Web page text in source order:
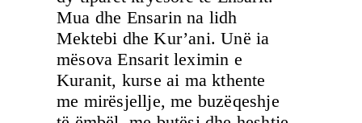
Mua dhe Ensarin na lidh
Mektebi dhe Kur’ani. Unë ia
mësova Ensarit leximin e
Kuranit, kurse ai ma kthente
me mirësjellje, me buzëqeshje